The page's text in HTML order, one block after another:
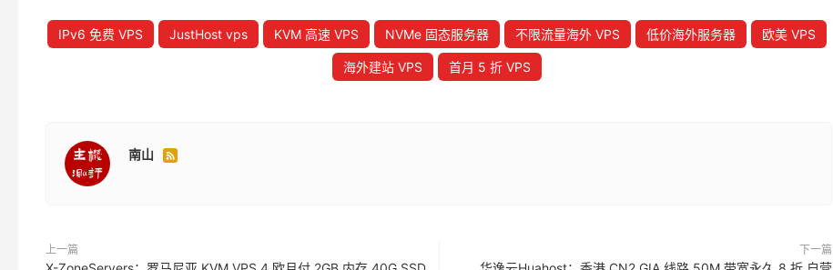
IPv6 免费 VPS JustHost vps KVM 高速 VPS NVMe 固态服务器 不限流量海外 VPS 低价海外服务器 欧美 VPS
海外建站 VPS 首月 5 折 VPS
南山 
上一篇 下一篇